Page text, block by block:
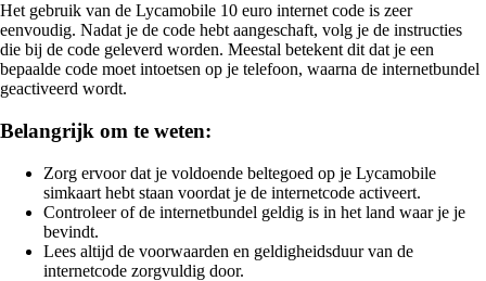
Het gebruik van de Lycamobile 10 euro internet code is zeer
eenvoudig. Nadat je de code hebt aangeschaft, volg je de instructies
die bij de code geleverd worden. Meestal betekent dit dat je een
bepaalde code moet intoetsen op je telefoon, waarna de internetbundel
geactiveerd wordt.
Belangrijk om te weten:
Zorg ervoor dat je voldoende beltegoed op je Lycamobile
simkaart hebt staan voordat je de internetcode activeert.
Controleer of de internetbundel geldig is in het land waar je je
bevindt.
Lees altijd de voorwaarden en geldigheidsduur van de
internetcode zorgvuldig door.